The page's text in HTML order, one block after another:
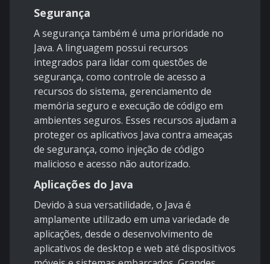
Segurança
A segurança também é uma prioridade no
Java. A linguagem possui recursos
integrados para lidar com questões de
segurança, como controle de acesso a
recursos do sistema, gerenciamento de
memória seguro e execução de código em
ambientes seguros. Esses recursos ajudam a
proteger os aplicativos Java contra ameaças
de segurança, como injeção de código
malicioso e acesso não autorizado.
Aplicações do Java
Devido à sua versatilidade, o Java é
amplamente utilizado em uma variedade de
aplicações, desde o desenvolvimento de
aplicativos de desktop e web até dispositivos